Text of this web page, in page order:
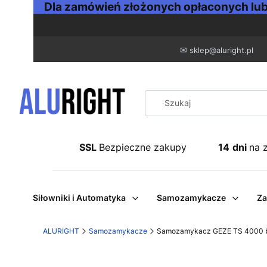
Dla zamówień złożonych opłaconych
✉ sklep@aluright.pl
SSL Bezpieczne zakupy 14 dni na
Siłowniki i Automatyka Samozamykacze
ALURIGHT Samozamykacze Samozamykacz GEZE TS 4000